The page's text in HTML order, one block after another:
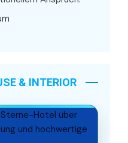
& INTERIOR